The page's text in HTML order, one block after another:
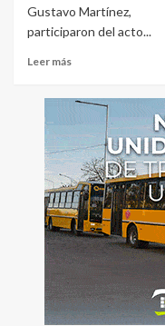
Gustavo Martínez,
participaron del acto...
Leer más